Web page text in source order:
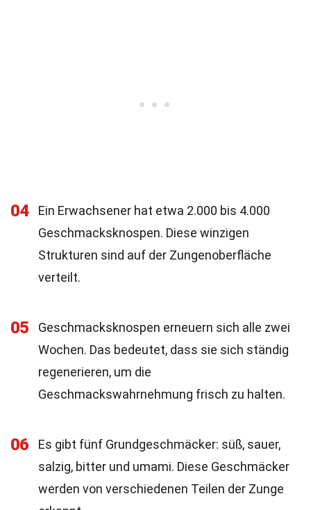
04
Ein Erwachsener hat etwa 2.000 bis 4.000
Geschmacksknospen. Diese winzigen
Strukturen sind auf der Zungenoberfläche
verteilt.
05
Geschmacksknospen erneuern sich alle zwei
Wochen. Das bedeutet, dass sie sich ständig
regenerieren, um die
Geschmackswahrnehmung frisch zu halten.
06
Es gibt fünf Grundgeschmäcker: süß, sauer,
salzig, bitter und umami. Diese Geschmäcker
werden von verschiedenen Teilen der Zunge